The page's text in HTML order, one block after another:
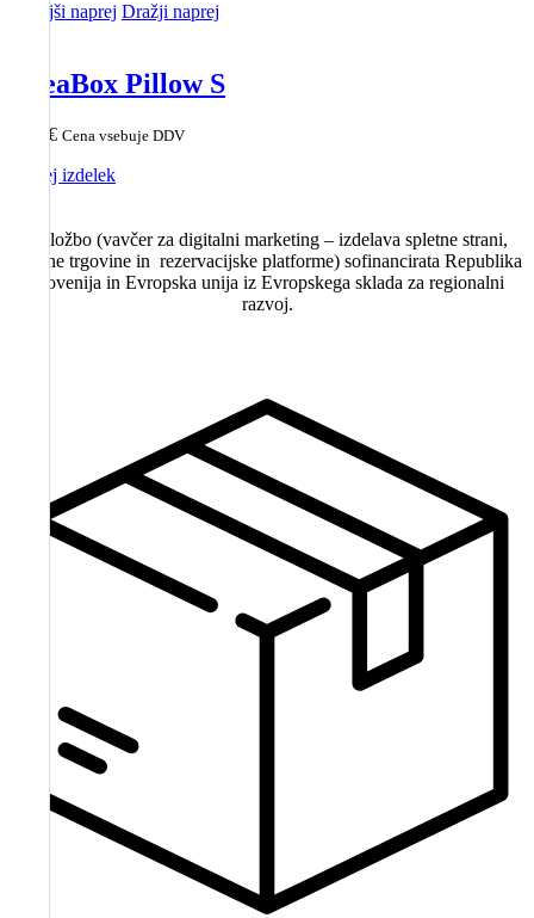
Cenejši naprej Dražji naprej
CreaBox Pillow S
€ Cena vsebuje DDV
Poglej izdelek
Naložbo (vavčer za digitalni marketing – izdelava spletne strani,
spletne trgovine in rezervacijske platforme) sofinancirata Republika
Slovenija in Evropska unija iz Evropskega sklada za regionalni
razvoj.